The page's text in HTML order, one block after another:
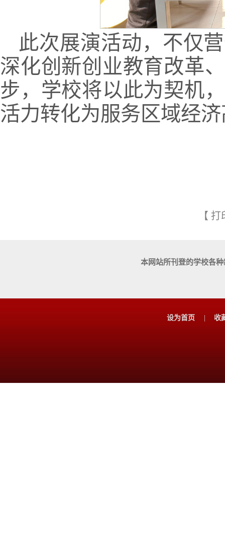
此次展演活动，不仅
深化创新创业教育改革
步，学校将以此为契机
活力转化为服务区域经
【 打
本网站所刊登的学校各
设为首页 收